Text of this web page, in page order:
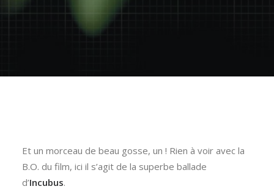
Et un morceau de beau gosse, un ! Rien à voir avec la
B.O. du film, ici il s’agit de la superbe ballade
d’Incubus.